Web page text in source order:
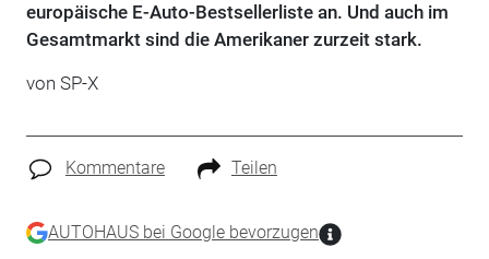
europäische E-Auto-Bestsellerliste an. Und auch im
Gesamtmarkt sind die Amerikaner zurzeit stark.
von SP-X
Kommentare Teilen
AUTOHAUS bei Google bevorzugen